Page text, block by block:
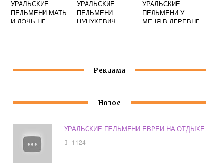
УРАЛЬСКИЕ
ПЕЛЬМЕНИ МАТЬ
И ДОЧЬ НЕ
УРАЛЬСКИЕ
ПЕЛЬМЕНИ
ЦУЦУКЕВИЧ
УРАЛЬСКИЕ
ПЕЛЬМЕНИ У
МЕНЯ В ДЕРЕВНЕ
Реклама
Новое
УРАЛЬСКИЕ ПЕЛЬМЕНИ ЕВРЕИ НА ОТДЫХЕ
1124